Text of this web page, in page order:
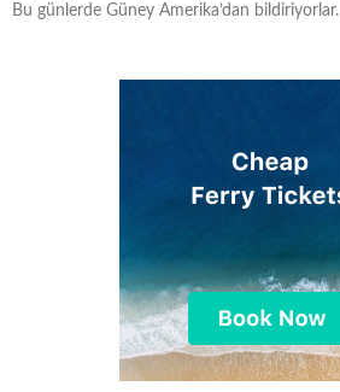
Bu günlerde Güney Amerika’dan bildiriyorlar.